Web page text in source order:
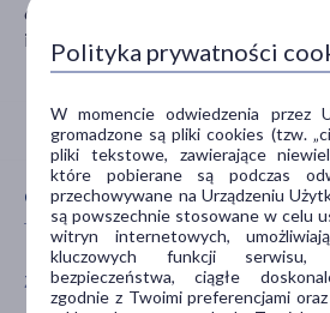
61-749 Poznań
info@farmapol.pl
CECHY PRODUKTU
ZALECENIA ŻYWIENIOWE PŁEĆ
Polityka prywatności
W momencie odwiedzenia przez
gromadzone są pliki cookies (tzw.
pliki tekstowe, zawierające
które pobierane są podczas
przechowywane na Urządzeniu
są powszechnie stosowane w celu
witryn internetowych,
kluczowych funkcji serwisu,
bezpieczeństwa, ciągłe
zgodnie z Twoimi preferencjami